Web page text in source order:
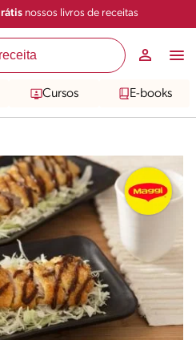
nossos livros de receitas
Cursos E-books
Compartilhar